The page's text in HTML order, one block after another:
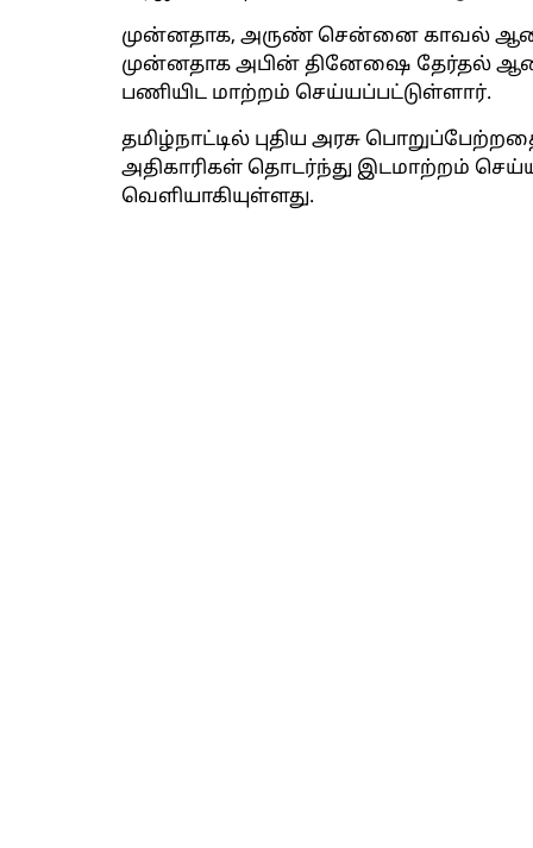
முன்னதாக, அருண் சென்னை காவல்
முன்னதாக அபின் தினேஷை தேர்தல்
பணியிட மாற்றம் செய்யப்பட்டுள்ளார்.
தமிழ்நாட்டில் புதிய அரசு
அதிகாரிகள் தொடர்ந்து இடமாற்றம்
வெளியாகியுள்ளது.